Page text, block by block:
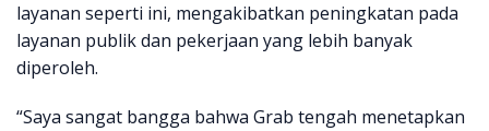
layanan seperti ini, mengakibatkan peningkatan pada
layanan publik dan pekerjaan yang lebih banyak
diperoleh.
“Saya sangat bangga bahwa Grab tengah menetapkan